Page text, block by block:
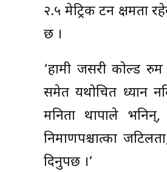
२.५ मेट्रिक टन क्षमता
छ ।
‘हामी जसरी कोल्ड
समेत यथोचित ध्यान
मनिता थापाले भनिन्,
निर्माणपश्चात्का
दिनुपर्छ ।’